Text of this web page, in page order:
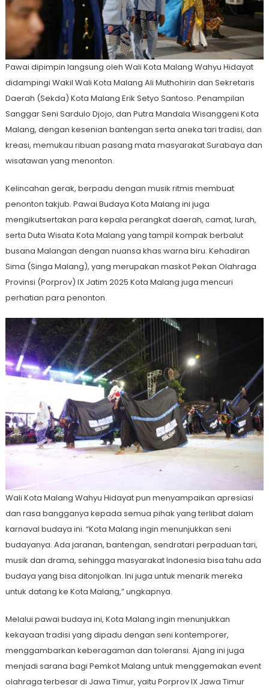
Pawai dipimpin langsung oleh Wali Kota Malang Wahyu Hidayat
didampingi Wakil Wali Kota Malang Ali Muthohirin dan Sekretaris
Daerah (Sekda) Kota Malang Erik Setyo Santoso. Penampilan
Sanggar Seni Sardulo Djojo, dan Putra Mandala Wisanggeni Kota
Malang, dengan kesenian bantengan serta aneka tari tradisi, dan
kreasi, memukau ribuan pasang mata masyarakat Surabaya dan
wisatawan yang menonton.
Kelincahan gerak, berpadu dengan musik ritmis membuat
penonton takjub. Pawai Budaya Kota Malang ini juga
mengikutsertakan para kepala perangkat daerah, camat, lurah,
serta Duta Wisata Kota Malang yang tampil kompak berbalut
busana Malangan dengan nuansa khas warna biru. Kehadiran
Sima (Singa Malang), yang merupakan maskot Pekan Olahraga
Provinsi (Porprov) IX Jatim 2025 Kota Malang juga mencuri
perhatian para penonton.
Wali Kota Malang Wahyu Hidayat pun menyampaikan apresiasi
dan rasa bangganya kepada semua pihak yang terlibat dalam
karnaval budaya ini. “Kota Malang ingin menunjukkan seni
budayanya. Ada jaranan, bantengan, sendratari perpaduan tari,
musik dan drama, sehingga masyarakat Indonesia bisa tahu ada
budaya yang bisa ditonjolkan. Ini juga untuk menarik mereka
untuk datang ke Kota Malang,” ungkapnya.
Melalui pawai budaya ini, Kota Malang ingin menunjukkan
kekayaan tradisi yang dipadu dengan seni kontemporer,
menggambarkan keberagaman dan toleransi. Ajang ini juga
menjadi sarana bagi Pemkot Malang untuk menggemakan event
olahraga terbesar di Jawa Timur, yaitu Porprov IX Jawa Timur